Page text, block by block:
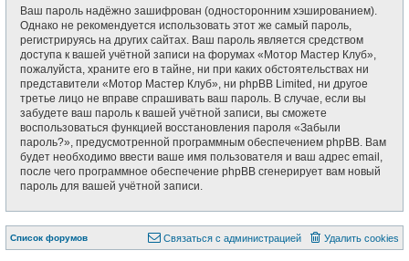
Ваш пароль надёжно зашифрован (односторонним хэшированием).
Однако не рекомендуется использовать этот же самый пароль,
регистрируясь на других сайтах. Ваш пароль является средством
доступа к вашей учётной записи на форумах «Мотор Мастер Клуб»,
пожалуйста, храните его в тайне, ни при каких обстоятельствах ни
представители «Мотор Мастер Клуб», ни phpBB Limited, ни другое
третье лицо не вправе спрашивать ваш пароль. В случае, если вы
забудете ваш пароль к вашей учётной записи, вы сможете
воспользоваться функцией восстановления пароля «Забыли
пароль?», предусмотренной программным обеспечением phpBB. Вам
будет необходимо ввести ваше имя пользователя и ваш адрес email,
после чего программное обеспечение phpBB сгенерирует вам новый
пароль для вашей учётной записи.
Список форумов Удалить cookies
Связаться с администрацией